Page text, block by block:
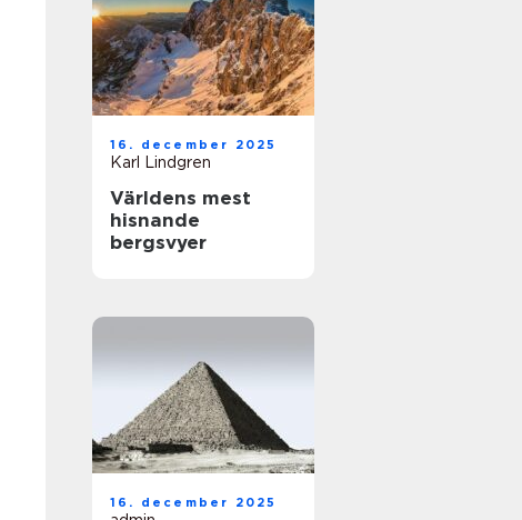
16. december 2025
Karl Lindgren
Världens mest
hisnande
bergsvyer
16. december 2025